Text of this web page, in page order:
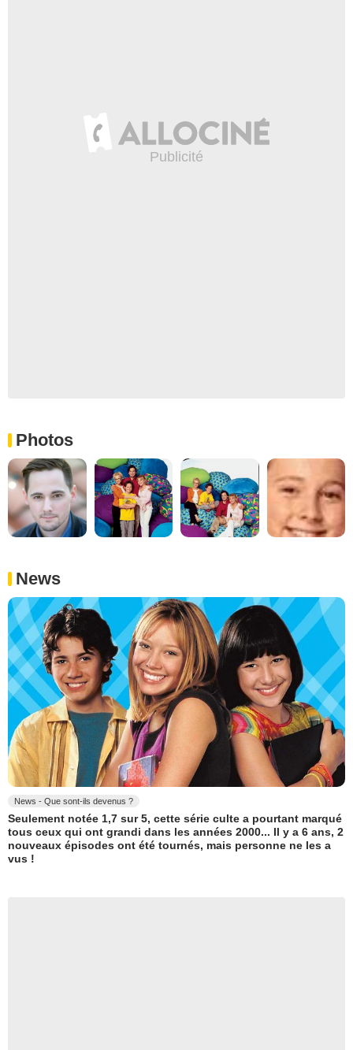
Photos
News
News - Que sont-ils devenus ?
Seulement notée 1,7 sur 5, cette série culte a pourtant marqué
tous ceux qui ont grandi dans les années 2000... Il y a 6 ans, 2
nouveaux épisodes ont été tournés, mais personne ne les a
vus !